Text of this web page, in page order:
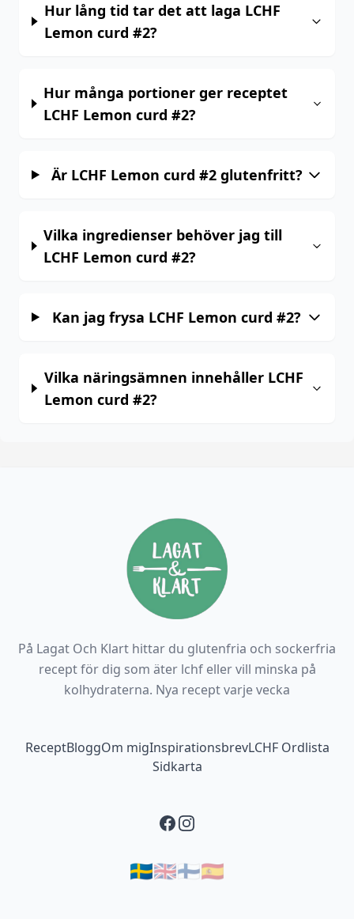
Hur lång tid tar det att laga LCHF
Lemon curd #2?
Hur många portioner ger receptet
LCHF Lemon curd #2?
Är LCHF Lemon curd #2 glutenfritt?
Vilka ingredienser behöver jag till
LCHF Lemon curd #2?
Kan jag frysa LCHF Lemon curd #2?
Vilka näringsämnen innehåller LCHF
Lemon curd #2?
På Lagat Och Klart hittar du glutenfria och sockerfria
recept för dig som äter lchf eller vill minska på
kolhydraterna. Nya recept varje vecka
Footer navigation
ReceptBloggOm migInspirationsbrevLCHF Ordlista
Sidkarta
Facebook
Instagram
🇸🇪🇬🇧🇫🇮🇪🇸